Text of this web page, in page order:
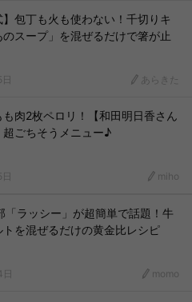
】包丁も火も使わない！千切りキ
のスープ」を混ぜるだけで箸が止
あらきた
も肉2枚ペロリ！【和田明日香さん
ごちそうメニュー♪
miho
「ラッシー」が超簡単で話題！牛
を混ぜるだけの黄金比レシピ
momo